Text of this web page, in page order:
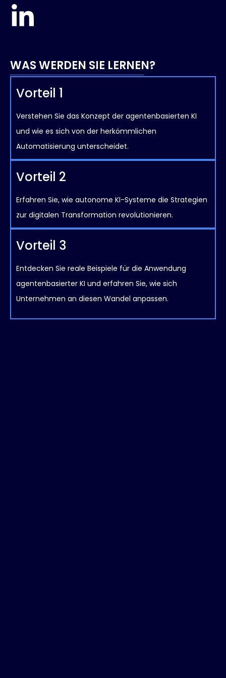
WAS WERDEN SIE LERNEN?
Vorteil 1
Verstehen Sie das Konzept der agentenbasierten KI
und wie es sich von der herkömmlichen
Automatisierung unterscheidet.
Vorteil 2
Erfahren Sie, wie autonome KI-Systeme die Strategien
zur digitalen Transformation revolutionieren.
Vorteil 3
Entdecken Sie reale Beispiele für die Anwendung
agentenbasierter KI und erfahren Sie, wie sich
Unternehmen an diesen Wandel anpassen.